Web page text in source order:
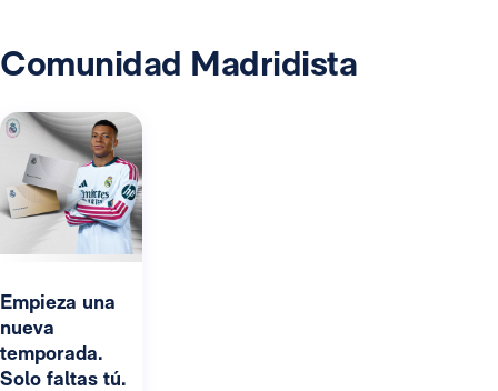
Comunidad Madridista
Empieza una
nueva
temporada.
Solo faltas tú.